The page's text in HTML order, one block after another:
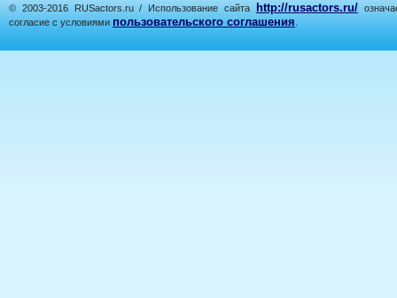
© 2003-2016 RUSactors.ru / Использование сайта http://rusactors.ru/
согласие с условиями пользовательского соглашения